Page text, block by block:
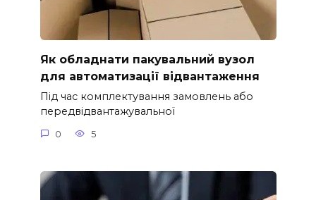
Як обладнати пакувальний вузол
для автоматизації відвантаження
Під час комплектування замовлень або
передвідвантажувальної
0 5